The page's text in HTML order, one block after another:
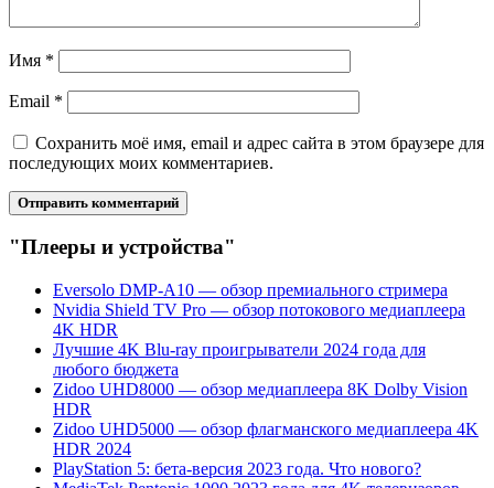
Имя *
Email *
Сохранить моё имя, email и адрес сайта в этом браузере для
последующих моих комментариев.
"Плееры и устройства"
Eversolo DMP-A10 — обзор премиального стримера
Nvidia Shield TV Pro — обзор потокового медиаплеера
4K HDR
Лучшие 4K Blu-ray проигрыватели 2024 года для
любого бюджета
Zidoo UHD8000 — обзор медиаплеера 8K Dolby Vision
HDR
Zidoo UHD5000 — обзор флагманского медиаплеера 4K
HDR 2024
PlayStation 5: бета-версия 2023 года. Что нового?